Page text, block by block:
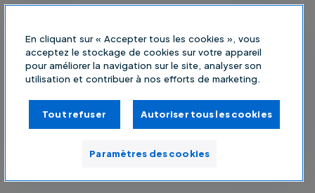
En cliquant sur « Accepter tous les cookies », vous
acceptez le stockage de cookies sur votre appareil
pour améliorer la navigation sur le site, analyser son
utilisation et contribuer à nos efforts de marketing.
Tout refuser Autoriser tous les cookies
Paramètres des cookies